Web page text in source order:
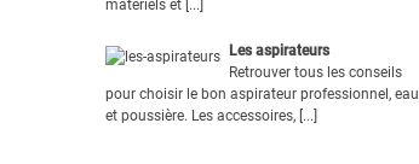
matériels et [...]
Les aspirateurs
Retrouver tous les conseils
pour choisir le bon aspirateur professionnel, eau
et poussière. Les accessoires, [...]